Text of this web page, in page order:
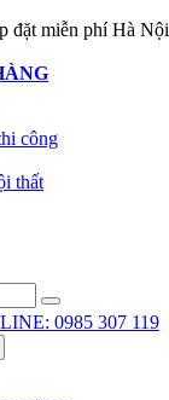
đặt miễn phí Hà Nội
công
thất
0985 307 119